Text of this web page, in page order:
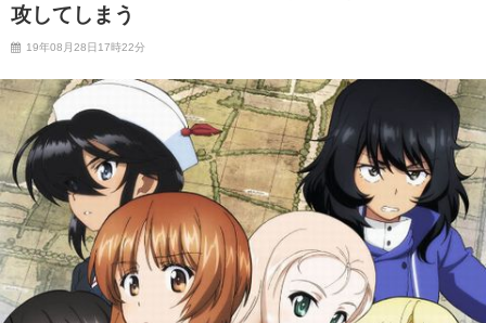
攻してしまう
19年08月28日17時22分